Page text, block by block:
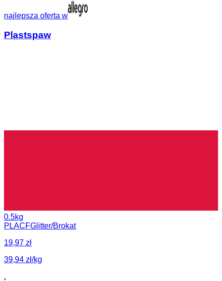
najlepsza oferta w
Plastspaw
0.5kg
PLACFGlitter/Brokat
19,97 zł
39,94 zł/kg
.